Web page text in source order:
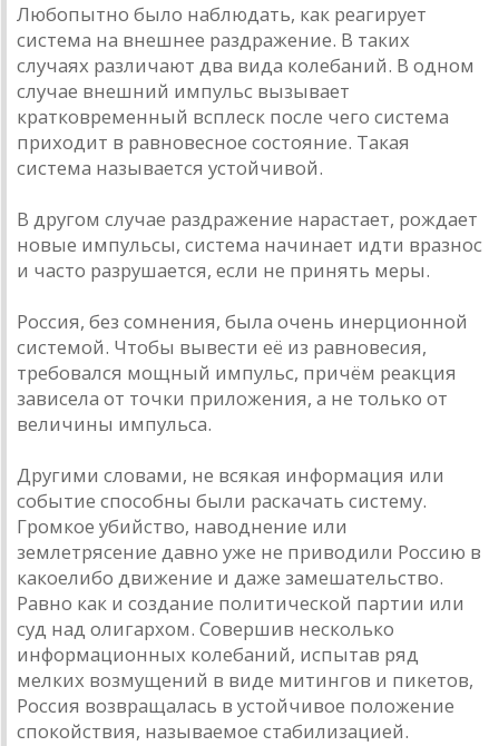
Любопытно было наблюдать, как реагирует
система на внешнее раздражение. В таких
случаях различают два вида колебаний. В одном
случае внешний импульс вызывает
кратковременный всплеск после чего система
приходит в равновесное состояние. Такая
система называется устойчивой.
В другом случае раздражение нарастает, рождает
новые импульсы, система начинает идти вразнос
и часто разрушается, если не принять меры.
Россия, без сомнения, была очень инерционной
системой. Чтобы вывести её из равновесия,
требовался мощный импульс, причём реакция
зависела от точки приложения, а не только от
величины импульса.
Другими словами, не всякая информация или
событие способны были раскачать систему.
Громкое убийство, наводнение или
землетрясение давно уже не приводили Россию в
какое­либо движение и даже замешательство.
Равно как и создание политической партии или
суд над олигархом. Совершив несколько
информационных колебаний, испытав ряд
мелких возмущений в виде митингов и пикетов,
Россия возвращалась в устойчивое положение
спокойствия, называемое стабилизацией.